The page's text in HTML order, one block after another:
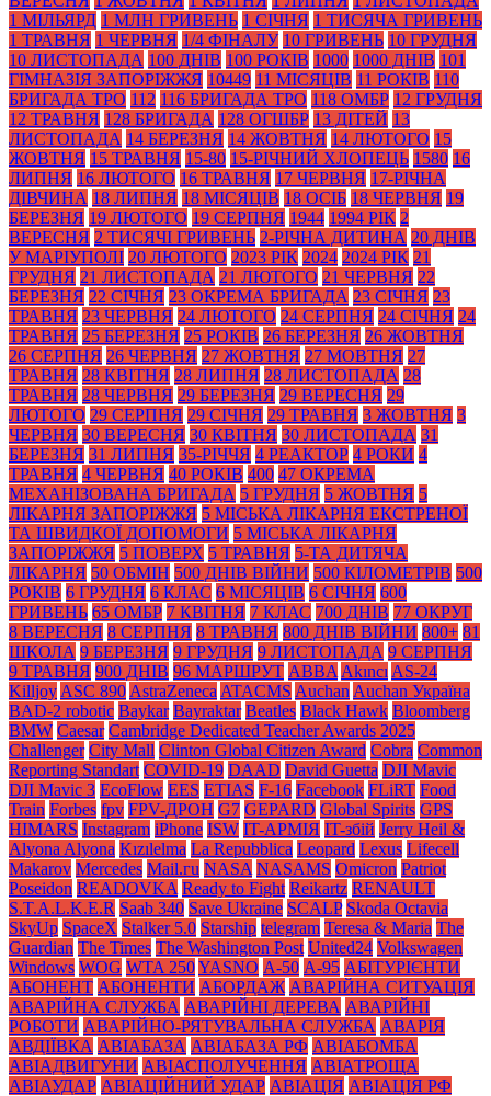
1 МІЛЬЯРД 1 МЛН ГРИВЕНЬ 1 СІЧНЯ 1 ТИСЯЧА ГРИВЕНЬ
1 ТРАВНЯ 1 ЧЕРВНЯ 1/4 ФІНАЛУ 10 ГРИВЕНЬ 10 ГРУДНЯ
10 ЛИСТОПАДА 100 ДНІВ 100 РОКІВ 1000 1000 ДНІВ 101
ГІМНАЗІЯ ЗАПОРІЖЖЯ 10449 11 МІСЯЦІВ 11 РОКІВ 110
БРИГАДА ТРО 112 116 БРИГАДА ТРО 118 ОМБР 12 ГРУДНЯ
12 ТРАВНЯ 128 БРИГАДА 128 ОГШБР 13 ДІТЕЙ 13
ЛИСТОПАДА 14 БЕРЕЗНЯ 14 ЖОВТНЯ 14 ЛЮТОГО 15
ЖОВТНЯ 15 ТРАВНЯ 15-80 15-РІЧНИЙ ХЛОПЕЦЬ 1580 16
ЛИПНЯ 16 ЛЮТОГО 16 ТРАВНЯ 17 ЧЕРВНЯ 17-РІЧНА
ДІВЧИНА 18 ЛИПНЯ 18 МІСЯЦІВ 18 ОСІБ 18 ЧЕРВНЯ 19
БЕРЕЗНЯ 19 ЛЮТОГО 19 СЕРПНЯ 1944 1994 РІК 2
ВЕРЕСНЯ 2 ТИСЯЧІ ГРИВЕНЬ 2-РІЧНА ДИТИНА 20 ДНІВ
У МАРІУПОЛІ 20 ЛЮТОГО 2023 РІК 2024 2024 РІК 21
ГРУДНЯ 21 ЛИСТОПАДА 21 ЛЮТОГО 21 ЧЕРВНЯ 22
БЕРЕЗНЯ 22 СІЧНЯ 23 ОКРЕМА БРИГАДА 23 СІЧНЯ 23
ТРАВНЯ 23 ЧЕРВНЯ 24 ЛЮТОГО 24 СЕРПНЯ 24 СІЧНЯ 24
ТРАВНЯ 25 БЕРЕЗНЯ 25 РОКІВ 26 БЕРЕЗНЯ 26 ЖОВТНЯ
26 СЕРПНЯ 26 ЧЕРВНЯ 27 ЖОВТНЯ 27 МОВТНЯ 27
ТРАВНЯ 28 КВІТНЯ 28 ЛИПНЯ 28 ЛИСТОПАДА 28
ТРАВНЯ 28 ЧЕРВНЯ 29 БЕРЕЗНЯ 29 ВЕРЕСНЯ 29
ЛЮТОГО 29 СЕРПНЯ 29 СІЧНЯ 29 ТРАВНЯ 3 ЖОВТНЯ 3
ЧЕРВНЯ 30 ВЕРЕСНЯ 30 КВІТНЯ 30 ЛИСТОПАДА 31
БЕРЕЗНЯ 31 ЛИПНЯ 35-РІЧЧЯ 4 РЕАКТОР 4 РОКИ 4
ТРАВНЯ 4 ЧЕРВНЯ 40 РОКІВ 400 47 ОКРЕМА
МЕХАНІЗОВАНА БРИГАДА 5 ГРУДНЯ 5 ЖОВТНЯ 5
ЛІКАРНЯ ЗАПОРІЖЖЯ 5 МІСЬКА ЛІКАРНЯ ЕКСТРЕНОЇ
ТА ШВИДКОЇ ДОПОМОГИ 5 МІСЬКА ЛІКАРНЯ
ЗАПОРІЖЖЯ 5 ПОВЕРХ 5 ТРАВНЯ 5-ТА ДИТЯЧА
ЛІКАРНЯ 50 ОБМІН 500 ДНІВ ВІЙНИ 500 КІЛОМЕТРІВ 500
РОКІВ 6 ГРУДНЯ 6 КЛАС 6 МІСЯЦІВ 6 СІЧНЯ 600
ГРИВЕНЬ 65 ОМБР 7 КВІТНЯ 7 КЛАС 700 ДНІВ 77 ОКРУГ
8 ВЕРЕСНЯ 8 СЕРПНЯ 8 ТРАВНЯ 800 ДНІВ ВІЙНИ 800+ 81
ШКОЛА 9 БЕРЕЗНЯ 9 ГРУДНЯ 9 ЛИСТОПАДА 9 СЕРПНЯ
9 ТРАВНЯ 900 ДНІВ 96 МАРШРУТ ABBA Akıncı AS-24
Killjoy ASC 890 AstraZeneca ATACMS Auchan Auchan Україна
BAD-2 robotic Baykar Bayraktar Beatles Black Нawk Bloomberg
BMW Caesar Cambridge Dedicated Teacher Awards 2025
Challenger City Mall Clinton Global Citizen Award Cobra Common
Reporting Standart COVID-19 DAAD David Guetta DJI Mavic
DJI Mavic 3 EcoFlow EES ETIAS F-16 Facebook FLiRT Food
Train Forbes fpv FPV-ДРОН G7 GEPARD Global Spirits GPS
HIMARS Instagram iPhone ISW IT-АРМІЯ IT-збій Jerry Heil &
Alyona Alyona Kızılelma La Repubblica Leopard Lexus Lifecell
Makarov Mercedes Mаil.гu NASA NASAMS Omicron Patriot
Poseidon READOVKA Ready to Fight Reikartz RENAULT
S.T.A.L.K.E.R Saab 340 Save Ukraine SCALP Skoda Octavia
SkyUp SpaceX Stalker 5.0 Starship telegram Teresa & Maria The
Guardian The Times The Washington Post United24 Volkswagen
Windows WOG WTA 250YASNO А-50 А-95 АБІТУРІЄНТИ
АБОНЕНТ АБОНЕНТИ АБОРДАЖ АВАРІЙНА СИТУАЦІЯ
АВАРІЙНА СЛУЖБА АВАРІЙНІ ДЕРЕВА АВАРІЙНІ
РОБОТИ АВАРІЙНО-РЯТУВАЛЬНА СЛУЖБА АВАРІЯ
АВДІЇВКА АВІАБАЗА АВІАБАЗА РФ АВІАБОМБА
АВІАДВИГУНИ АВІАСПОЛУЧЕННЯ АВІАТРОЩА
АВІАУДАР АВІАЦІЙНИЙ УДАР АВІАЦІЯ АВІАЦІЯ РФ